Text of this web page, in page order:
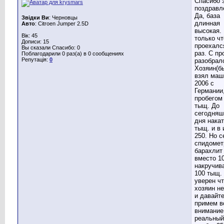
Звідки Ви: Черновцы
Авто: Citroen Jumper 2.5D
Вік: 45
Дописи: 15
Вы сказали Спасибо: 0
Поблагодарили 0 раз(а) в 0 сообщениях
Репутація: 0
Да, база
длинная
высокая.
только
раз. С
взял
2006 с
пробегом
тыщ. До
дня
тыщ. и в
250. Но
барахлит
вместо
100 тыщ.
уверен
хозяин
и давайте
примем
реальный